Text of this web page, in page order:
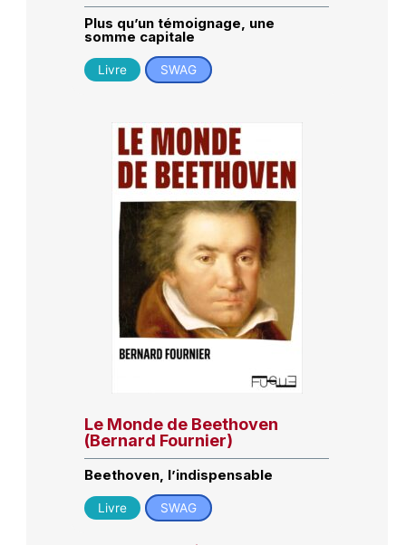
Plus qu’un témoignage, une
somme capitale
Livre SWAG
Le Monde de Beethoven
(Bernard Fournier)
Beethoven, l’indispensable
Livre SWAG